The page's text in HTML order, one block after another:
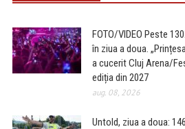
FOTO/VIDEO Peste
în ziua a doua.
a cucerit Cluj Arena/
ediția din 2027
aug. 08, 2026
Untold, ziua a doua: